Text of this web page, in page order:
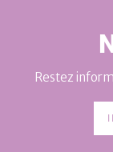
Restez